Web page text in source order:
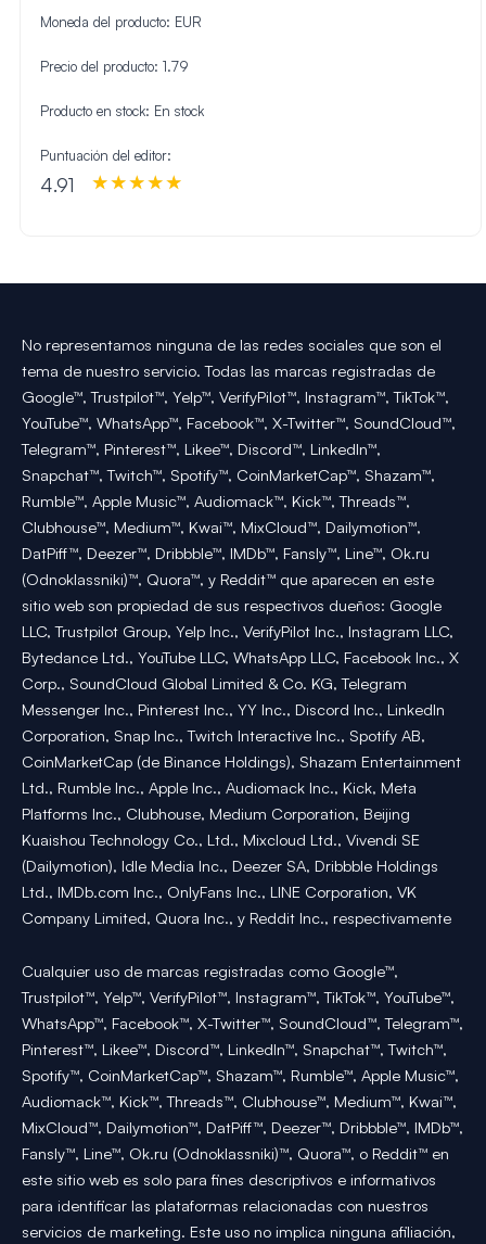
Moneda del producto: EUR
Precio del producto: 1.79
Producto en stock: En stock
Puntuación del editor:
4.91
No representamos ninguna de las redes sociales que son el
tema de nuestro servicio. Todas las marcas registradas de
Google™, Trustpilot™, Yelp™, VerifyPilot™, Instagram™, TikTok™,
YouTube™, WhatsApp™, Facebook™, X-Twitter™, SoundCloud™,
Telegram™, Pinterest™, Likee™, Discord™, LinkedIn™,
Snapchat™, Twitch™, Spotify™, CoinMarketCap™, Shazam™,
Rumble™, Apple Music™, Audiomack™, Kick™, Threads™,
Clubhouse™, Medium™, Kwai™, MixCloud™, Dailymotion™,
DatPiff™, Deezer™, Dribbble™, IMDb™, Fansly™, Line™, Ok.ru
(Odnoklassniki)™, Quora™, y Reddit™ que aparecen en este
sitio web son propiedad de sus respectivos dueños: Google
LLC, Trustpilot Group, Yelp Inc., VerifyPilot Inc., Instagram LLC,
Bytedance Ltd., YouTube LLC, WhatsApp LLC, Facebook Inc., X
Corp., SoundCloud Global Limited & Co. KG, Telegram
Messenger Inc., Pinterest Inc., YY Inc., Discord Inc., LinkedIn
Corporation, Snap Inc., Twitch Interactive Inc., Spotify AB,
CoinMarketCap (de Binance Holdings), Shazam Entertainment
Ltd., Rumble Inc., Apple Inc., Audiomack Inc., Kick, Meta
Platforms Inc., Clubhouse, Medium Corporation, Beijing
Kuaishou Technology Co., Ltd., Mixcloud Ltd., Vivendi SE
(Dailymotion), Idle Media Inc., Deezer SA, Dribbble Holdings
Ltd., IMDb.com Inc., OnlyFans Inc., LINE Corporation, VK
Company Limited, Quora Inc., y Reddit Inc., respectivamente
Cualquier uso de marcas registradas como Google™,
Trustpilot™, Yelp™, VerifyPilot™, Instagram™, TikTok™, YouTube™,
WhatsApp™, Facebook™, X-Twitter™, SoundCloud™, Telegram™,
Pinterest™, Likee™, Discord™, LinkedIn™, Snapchat™, Twitch™,
Spotify™, CoinMarketCap™, Shazam™, Rumble™, Apple Music™,
Audiomack™, Kick™, Threads™, Clubhouse™, Medium™, Kwai™,
MixCloud™, Dailymotion™, DatPiff™, Deezer™, Dribbble™, IMDb™,
Fansly™, Line™, Ok.ru (Odnoklassniki)™, Quora™, o Reddit™ en
este sitio web es solo para fines descriptivos e informativos
para identificar las plataformas relacionadas con nuestros
servicios de marketing. Este uso no implica ninguna afiliación,